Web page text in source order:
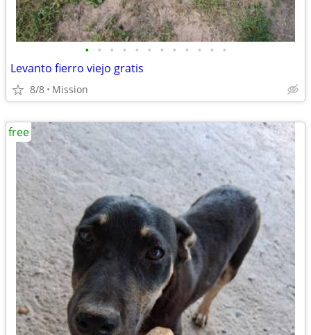
• • • • • • • • • • • •
Levanto fierro viejo gratis
8/8 Mission
free